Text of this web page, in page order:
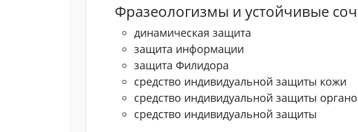
Фразеологизмы и устойчивые
динамическая защита
защита информации
защита Филидора
средство индивидуальной защиты кожи
средство индивидуальной защиты
средство индивидуальной защиты